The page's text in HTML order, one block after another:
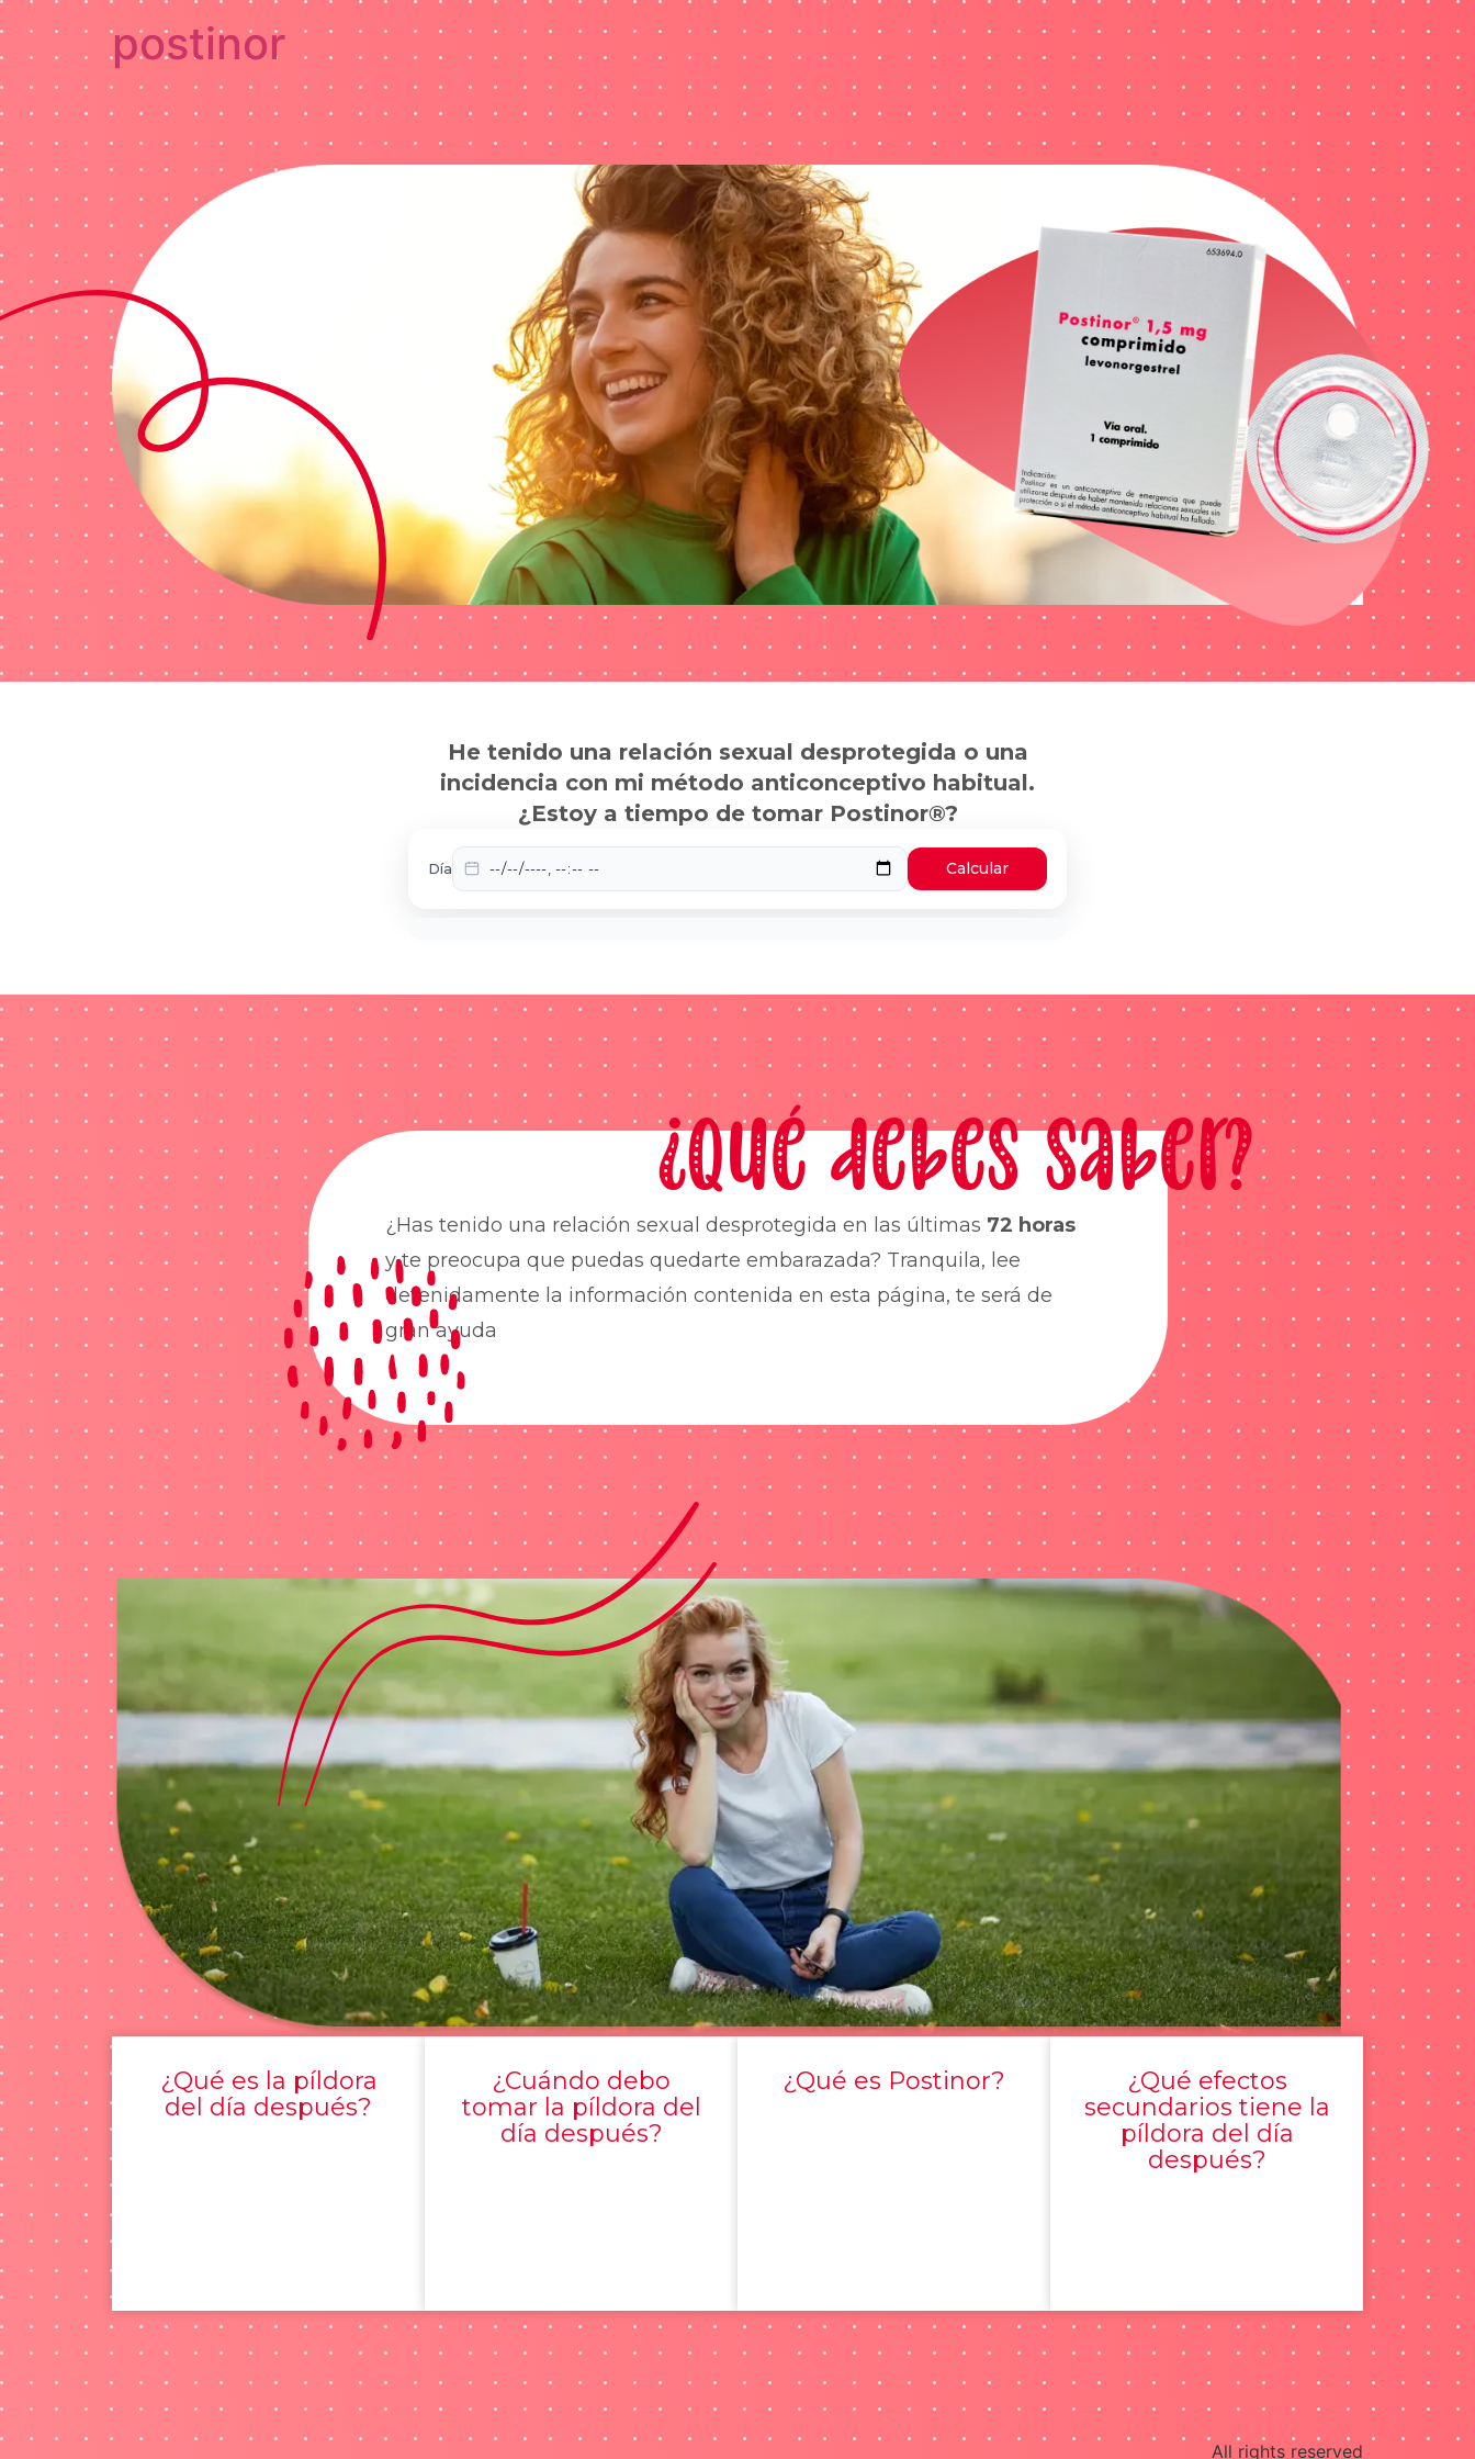
postinor
He tenido una relación sexual desprotegida o una
incidencia con mi método anticonceptivo habitual.
¿Estoy a tiempo de tomar Postinor®?
Día Calcular
¿Qué debes saber?
¿Has tenido una relación sexual desprotegida en las últimas 72 horas
y te preocupa que puedas quedarte embarazada? Tranquila, lee
detenidamente la información contenida en esta página, te será de
gran ayuda
¿Qué es la píldora
del día después?
¿Cuándo debo
tomar la píldora del
día después?
¿Qué es Postinor?
¿Qué efectos
secundarios tiene la
píldora del día
después?
All rights reserved